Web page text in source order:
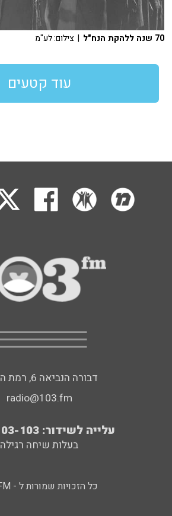
70 שנה ללהקת הנח"ל | צילום: לע"מ
עוד קטעים
דבורה הנביאה 6, רמת השרון
radio@103.fm
עלייה לשידור: 0552-103-103
בעלות שיחה רגילה
כל הזכויות שמורות ל - 103FM